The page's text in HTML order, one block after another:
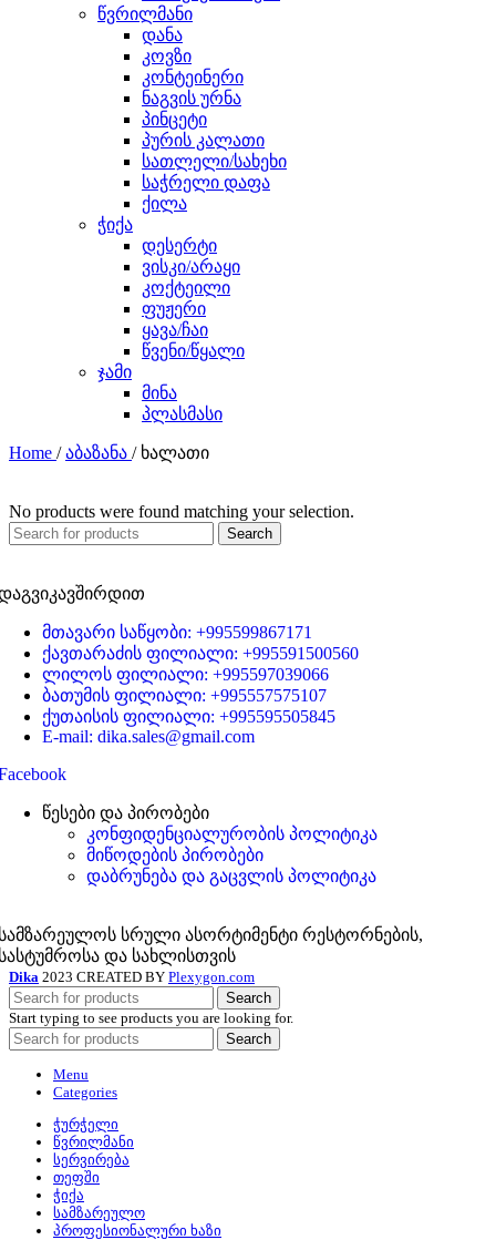
წვრილმანი
დანა
კოვზი
კონტეინერი
ნაგვის ურნა
პინცეტი
პურის კალათი
სათლელი/სახეხი
საჭრელი დაფა
ქილა
ჭიქა
დესერტი
ვისკი/არაყი
კოქტეილი
ფუჟერი
ყავა/ჩაი
წვენი/წყალი
ჯამი
მინა
პლასმასი
Home / აბაზანა / ხალათი
No products were found matching your selection.
Search
მთავარი საწყობი: +995599867171
ქავთარაძის ფილიალი: +995591500560
ლილოს ფილიალი: +995597039066
ბათუმის ფილიალი: +995557575107
ქუთაისის ფილიალი: +995595505845
E-mail: dika.sales@gmail.com
წესები და პირობები
კონფიდენციალურობის პოლიტიკა
მიწოდების პირობები
დაბრუნება და გაცვლის პოლიტიკა
სრული ასორტიმენტი რესტორნების,
და სახლისთვის
Dika 2023 CREATED BY Plexygon.com
Search
Start typing to see products you are looking for.
Search
Menu
Categories
ჭურჭელი
წვრილმანი
სერვირება
თეფში
ჭიქა
სამზარეულო
პროფესიონალური ხაზი